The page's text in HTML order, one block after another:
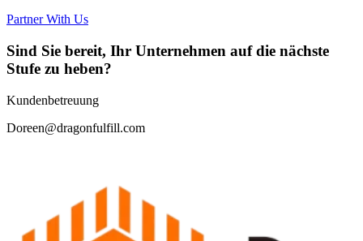
Partner With Us
Sind Sie bereit, Ihr Unternehmen auf die nächste
Stufe zu heben?
Kundenbetreuung
Doreen@dragonfulfill.com